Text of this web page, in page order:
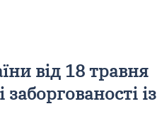
від 18 травня
із